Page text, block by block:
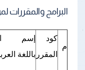
البرامج والمقررات
م
كود
المقرر
إسم
باللغة